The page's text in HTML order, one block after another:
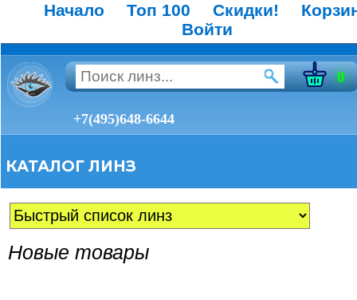
Начало Топ 100 Скидки!
Войти
0
+7(495)648-6644
КАТАЛОГ ЛИНЗ
Новые товары